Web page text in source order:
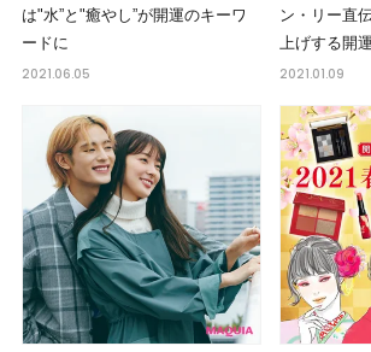
は"水”と"癒やし”が開運のキーワ
ードに
2021.06.05
ン・リー直
上げする開
2021.01.09